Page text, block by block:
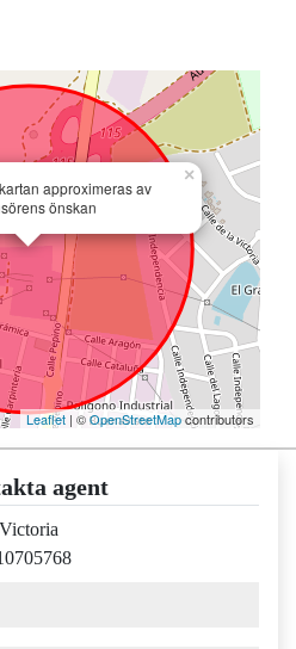
approximeras av
önskan
×
Leaflet | ©OpenStreetMapcontributors
agent
Victoria